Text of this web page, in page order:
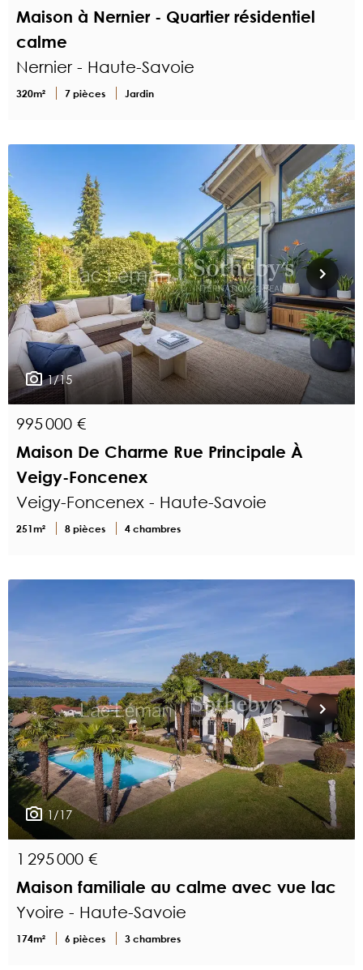
Maison à Nernier - Quartier résidentiel
calme
Nernier - Haute-Savoie
320m² 7 pièces Jardin
1/15
995 000 €
Maison De Charme Rue Principale À
Veigy-Foncenex
Veigy-Foncenex - Haute-Savoie
251m² 8 pièces 4 chambres
1/17
1 295 000 €
Maison familiale au calme avec vue lac
Yvoire - Haute-Savoie
174m² 6 pièces 3 chambres